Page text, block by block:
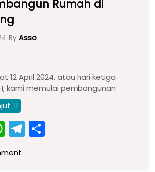
Rumah di
By Asso
12 April 2024, atau hari ketiga
kami memulai pembangunan
W
h
a
T
el